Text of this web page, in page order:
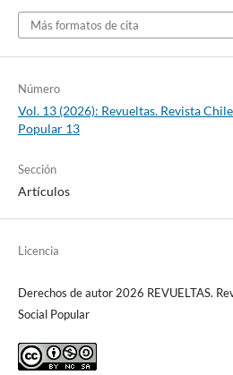
Más formatos de cita
Número
Vol. 13 (2026): Revueltas. Revista
Popular 13
Sección
Artículos
Licencia
Derechos de autor 2026 REVUELTAS.
Social Popular